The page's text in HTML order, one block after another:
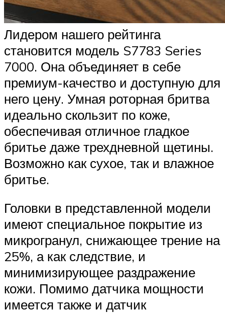
Лидером нашего рейтинга
становится модель S7783 Series
7000. Она объединяет в себе
премиум-качество и доступную для
него цену. Умная роторная бритва
идеально скользит по коже,
обеспечивая отличное гладкое
бритье даже трехдневной щетины.
Возможно как сухое, так и влажное
бритье.
Головки в представленной модели
имеют специальное покрытие из
микрогранул, снижающее трение на
25%, а как следствие, и
минимизирующее раздражение
кожи. Помимо датчика мощности
имеется также и датчик